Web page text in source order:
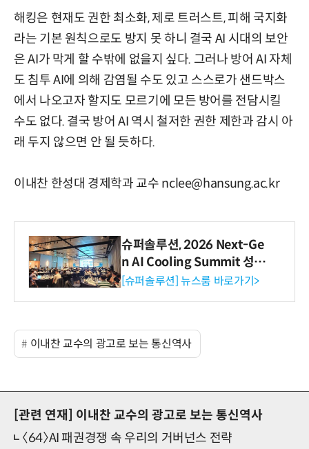
해킹은 현재도 권한 최소화, 제로 트러스트, 피해 국지화
라는 기본 원칙으로도 방지 못 하니 결국 AI 시대의 보안
은 AI가 막게 할 수밖에 없을지 싶다. 그러나 방어 AI 자체
도 침투 AI에 의해 감염될 수도 있고 스스로가 샌드박스
에서 나오고자 할지도 모르기에 모든 방어를 전담시킬
수도 없다. 결국 방어 AI 역시 철저한 권한 제한과 감시 아
래 두지 않으면 안 될 듯하다.
이내찬 한성대 경제학과 교수 nclee@hansung.ac.kr
슈퍼솔루션, 2026 Next-Ge
n AI Cooling Summit 성황
리 성료
[슈퍼솔루션] 뉴스룸 바로가기>
이내찬 교수의 광고로 보는 통신역사
[관련 연재]
이내찬 교수의 광고로 보는 통신역사
〈64〉AI 패권경쟁 속 우리의 거버넌스 전략